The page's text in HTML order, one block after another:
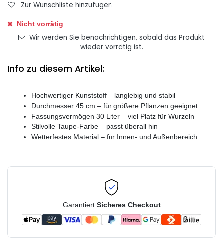
Zur Wunschliste hinzufügen
Nicht vorrätig
Wir werden Sie benachrichtigen, sobald das Produkt
wieder vorrätig ist.
Info zu diesem Artikel:
Hochwertiger Kunststoff – langlebig und stabil
Durchmesser 45 cm – für größere Pflanzen geeignet
Fassungsvermögen 30 Liter – viel Platz für Wurzeln
Stilvolle Taupe-Farbe – passt überall hin
Wetterfestes Material – für Innen- und Außenbereich
Garantiert Sicheres Checkout